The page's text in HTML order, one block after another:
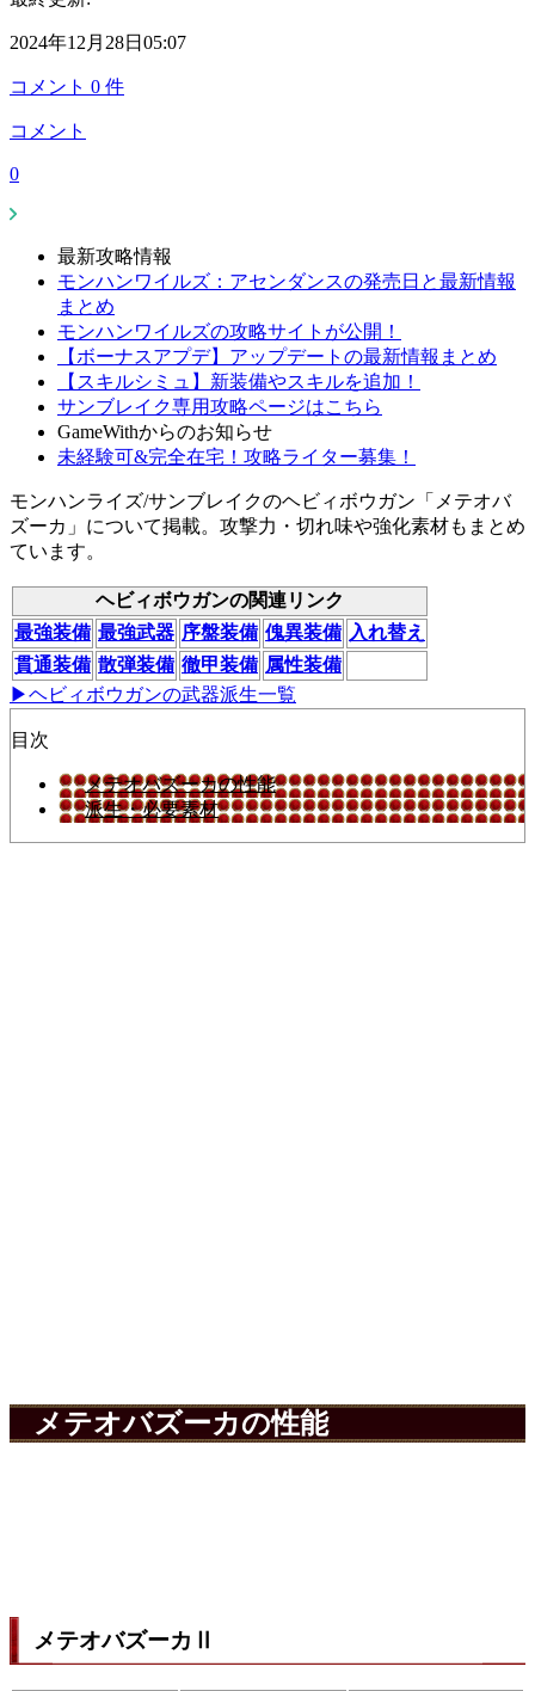
2024年12月28日05:07
コメント 0 件
コメント
0
最新攻略情報
モンハンワイルズ：アセンダンスの発売日と最新情報
まとめ
モンハンワイルズの攻略サイトが公開！
【ボーナスアプデ】アップデートの最新情報まとめ
【スキルシミュ】新装備やスキルを追加！
サンブレイク専用攻略ページはこちら
GameWithからのお知らせ
未経験可&完全在宅！攻略ライター募集！
モンハンライズ/サンブレイクのヘビィボウガン「メテオバ
ズーカ」について掲載。攻撃力・切れ味や強化素材もまとめ
ています。
ヘビィボウガンの関連リンク
最強装備 最強武器 序盤装備 傀異装備 入れ替え
貫通装備 散弾装備 徹甲装備 属性装備
▶ヘビィボウガンの武器派生一覧
目次
メテオバズーカの性能
派生・必要素材
メテオバズーカの性能
メテオバズーカⅡ